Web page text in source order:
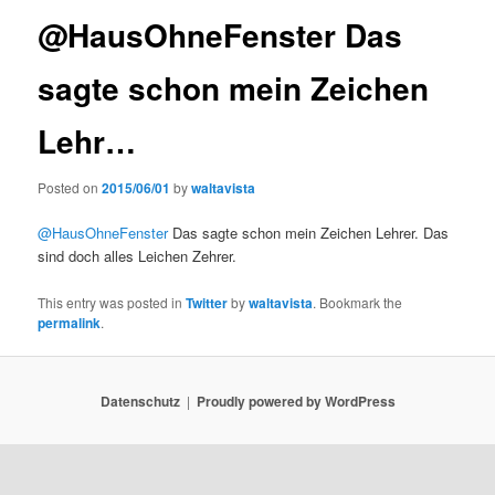
@HausOhneFenster Das
sagte schon mein Zeichen
Lehr…
Posted on2015/06/01 bywaltavista
@HausOhneFensterDas sagte schon mein Zeichen Lehrer. Das
sind doch alles Leichen Zehrer.
This entry was posted inTwitterbywaltavista. Bookmark the
permalink.
Datenschutz Proudly powered by WordPress